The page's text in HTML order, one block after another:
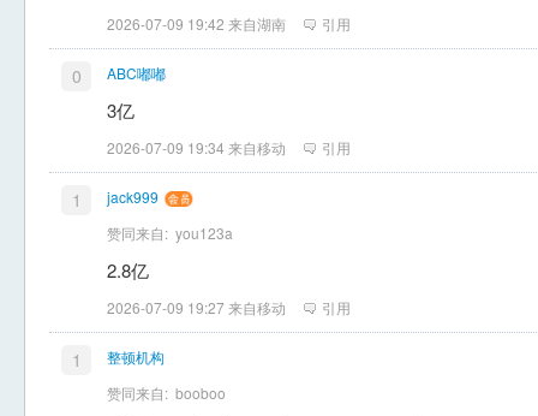
2026-07-09 19:42 来自湖南 引用
0 ABC嘟嘟
3亿
2026-07-09 19:34 来自移动 引用
1
jack999
赞同来自: you123a
2.8亿
2026-07-09 19:27 来自移动 引用
1
整顿机构
赞同来自: booboo